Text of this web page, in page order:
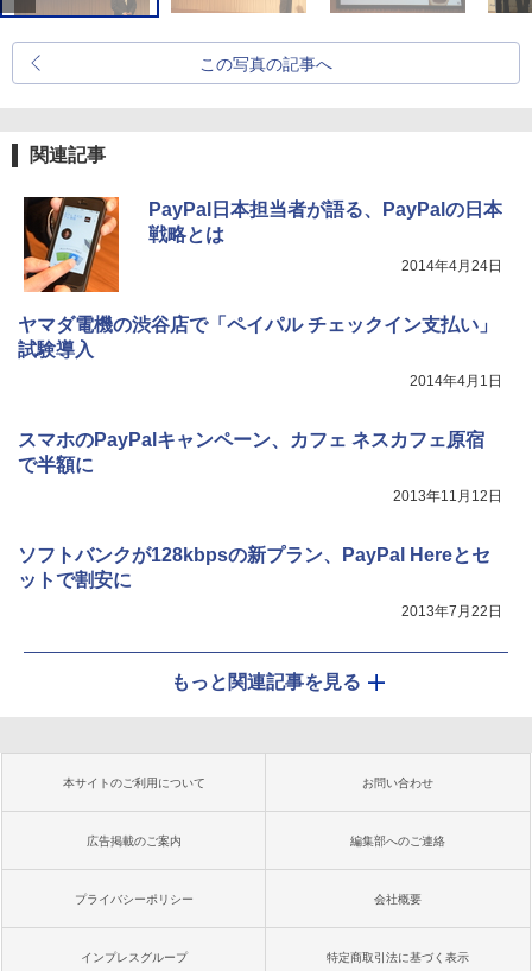
この写真の記事へ
関連記事
PayPal日本担当者が語る、PayPalの日本
戦略とは
2014年4月24日
ヤマダ電機の渋谷店で「ペイパル チェックイン支払い」
試験導入
2014年4月1日
スマホのPayPalキャンペーン、カフェ ネスカフェ原宿
で半額に
2013年11月12日
ソフトバンクが128kbpsの新プラン、PayPal Hereとセ
ットで割安に
2013年7月22日
もっと関連記事を見る
本サイトのご利用について お問い合わせ
広告掲載のご案内 編集部へのご連絡
プライバシーポリシー 会社概要
インプレスグループ 特定商取引法に基づく表示